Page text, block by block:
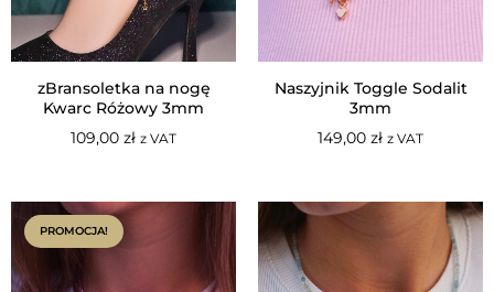
zBransoletka na nogę
Kwarc Różowy 3mm
109,00 zł z VAT
Naszyjnik Toggle Sodalit
3mm
149,00 zł z VAT
PROMOCJA!